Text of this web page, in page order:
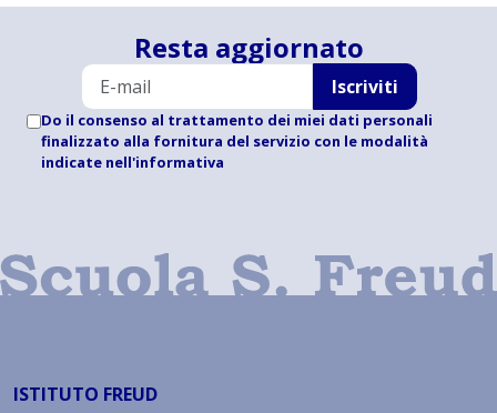
Resta aggiornato
Iscriviti
Do il consenso al trattamento dei miei dati personali
finalizzato alla fornitura del servizio con le modalità
indicate nell'informativa
ISTITUTO FREUD